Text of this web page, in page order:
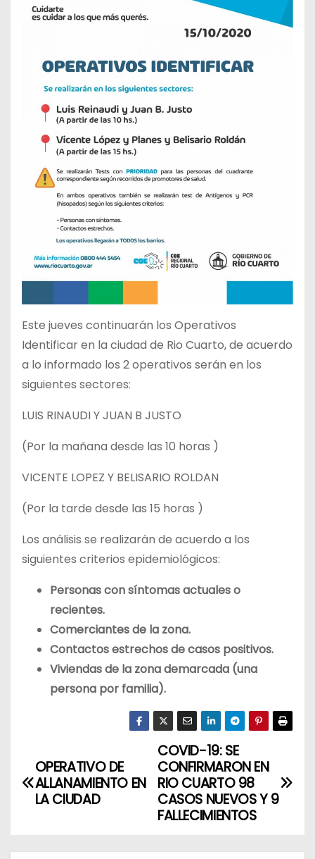
Este jueves continuarán los Operativos
Identificar en la ciudad de Rio Cuarto, de acuerdo
a lo informado los 2 operativos serán en los
siguientes sectores:
LUIS RINAUDI Y JUAN B JUSTO
(Por la mañana desde las 10 horas )
VICENTE LOPEZ Y BELISARIO ROLDAN
(Por la tarde desde las 15 horas )
Los análisis se realizarán de acuerdo a los
siguientes criterios epidemiológicos:
Personas con síntomas actuales o
recientes.
Comerciantes de la zona.
Contactos estrechos de casos positivos.
Viviendas de la zona demarcada (una
persona por familia).
N
a
e
COVID-19: SE
CONFIRMARON EN
RIO CUARTO 98
CASOS NUEVOS Y 9
FALLECIMIENTOS
OPERATIVO DE
ALLANAMIENTO EN
LA CIUDAD